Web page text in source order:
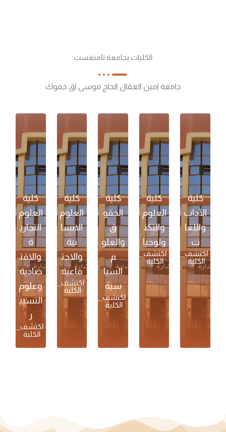
الكليات بجامعة تامنغست
جامعة امين العقال الحاج موسى اق خموك
كلية
الآداب
واللغا
ت
اكتشف
الكلية
كلية
العلوم
والتكن
ولوجيا
اكتشف
الكلية
كلية
الحقو
ق
والعلو
م
السيا
سية
اكتشف
الكلية
كلية
العلوم
الانسا
نية
والاجت
ماعية
اكتشف
الكلية
كلية
العلوم
التجاري
ة
والاقت
صادية
وعلوم
التسيي
ر
اكتشف
الكلية